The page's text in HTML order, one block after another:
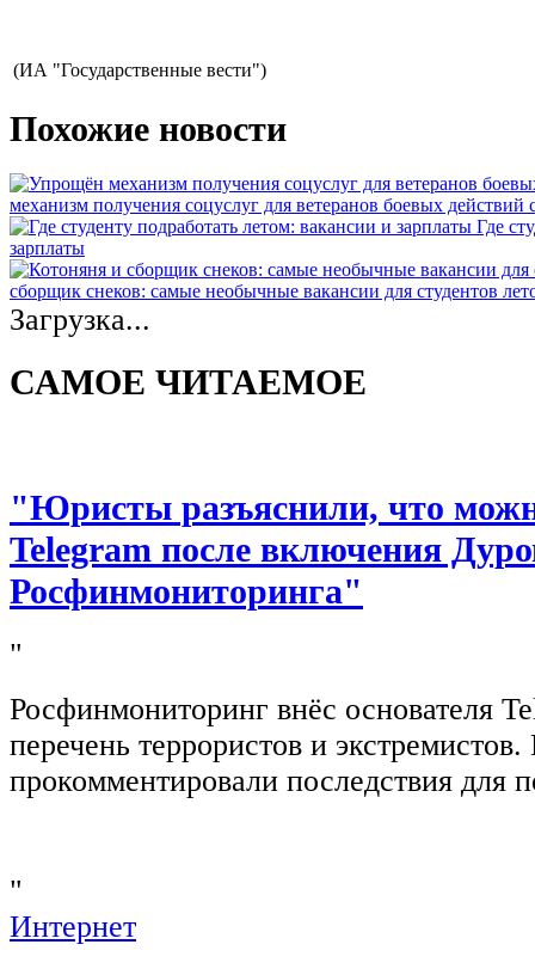
(ИА "Государственные вести")
Похожие новости
механизм получения соцуслуг для ветеранов боевых действий
Где
зарплаты
сборщик снеков: самые необычные вакансии для студентов
Загрузка...
САМОЕ ЧИТАЕМОЕ
"Юристы разъяснили, что
Telegram после включения
Росфинмониторинга"
"
Росфинмониторинг внёс основателя
перечень террористов и
прокомментировали последствия для
"
Интернет